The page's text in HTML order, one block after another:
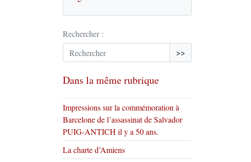
Rechercher :
>>
Dans la même rubrique
Impressions sur la commémoration à
Barcelone de l’assassinat de Salvador
PUIG-ANTICH il y a 50 ans.
La charte d’Amiens